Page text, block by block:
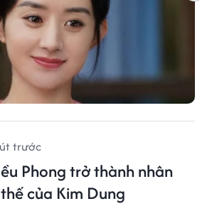
trước
Phong trở thành nhân
của Kim Dung